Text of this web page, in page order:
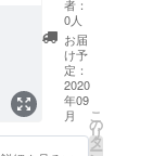
きま
す。
スにお
ける 一
切の手
数料、
及び
マッチ
ング時
の全額
者：
0人
お届
け予
定：
2020
年09
月
こ
の
リ
タ
ー